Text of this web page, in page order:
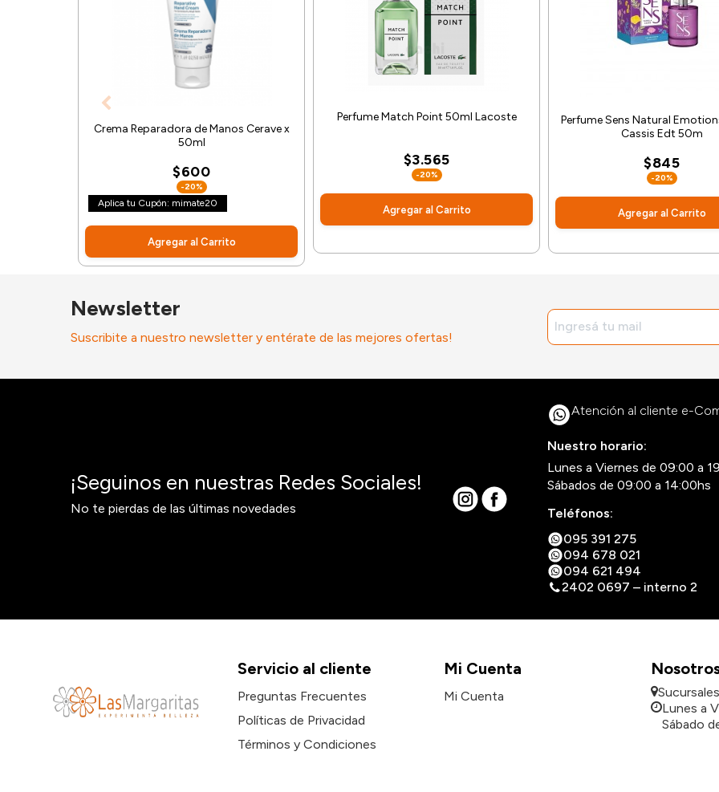
Crema Reparadora de Manos Cerave x
50ml
$600
-20%
Aplica tu Cupón: mimate20
Agregar al Carrito
Perfume Match Point 50ml Lacoste
$3.565
-20%
Agregar al Carrito
Perfume Sens Natural
Cassis Edt 50m
$845
-20%
Agregar al Carrito
Newsletter
Suscribite a nuestro newsletter y entérate de las mejores ofertas!
¡Seguinos en nuestras Redes Sociales!
No te pierdas de las últimas novedades
Atención al cliente e-
Nuestro horario:
Lunes a Viernes de 09:00 a
Sábados de 09:00 a 14:00hs
Teléfonos:
095 391 275
094 678 021
094 621 494
2402 0697 – interno 2
Servicio al cliente
Preguntas Frecuentes
Políticas de Privacidad
Términos y Condiciones
Mi Cuenta
Mi Cuenta
Sucursales
Lunes a
Sábado